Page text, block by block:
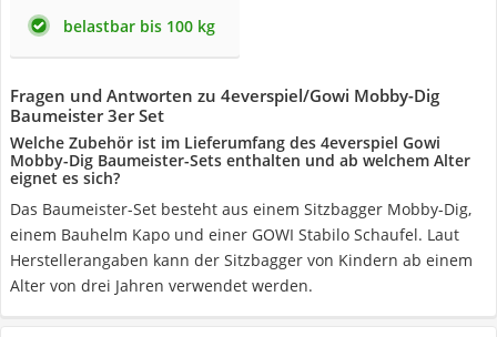
belastbar bis 100 kg
Fragen und Antworten zu 4everspiel/Gowi Mobby-Dig
Baumeister 3er Set
Welche Zubehör ist im Lieferumfang des 4everspiel Gowi
Mobby-Dig Baumeister-Sets enthalten und ab welchem Alter
eignet es sich?
Das Baumeister-Set besteht aus einem Sitzbagger Mobby-Dig,
einem Bauhelm Kapo und einer GOWI Stabilo Schaufel. Laut
Herstellerangaben kann der Sitzbagger von Kindern ab einem
Alter von drei Jahren verwendet werden.